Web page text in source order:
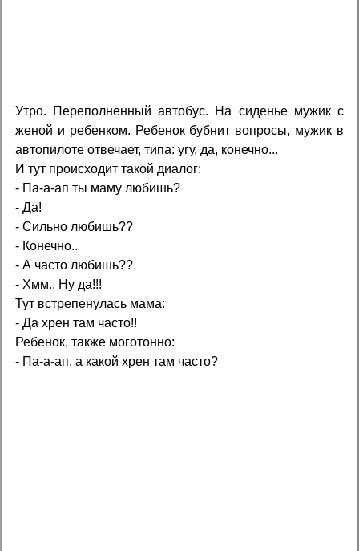
Утро. Переполненный автобус. На сиденье мужик с
женой и ребенком. Ребенок бубнит вопросы, мужик в
автопилоте отвечает, типа: угу, да, конечно...
И тут происходит такой диалог:
- Па-а-ап ты маму любишь?
- Да!
- Сильно любишь??
- Конечно..
- А часто любишь??
- Хмм.. Ну да!!!
Тут встрепенулась мама:
- Да xpен там часто!!
Ребенок, также моготонно:
- Па-а-ап, а какой xpен там часто?